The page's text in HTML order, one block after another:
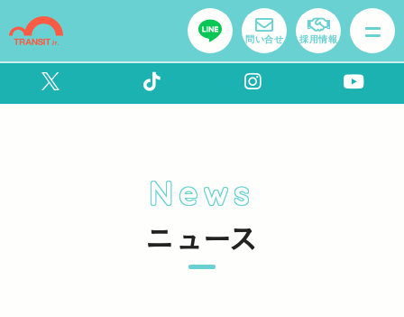
問い合せ 採用情報
News
ニュース